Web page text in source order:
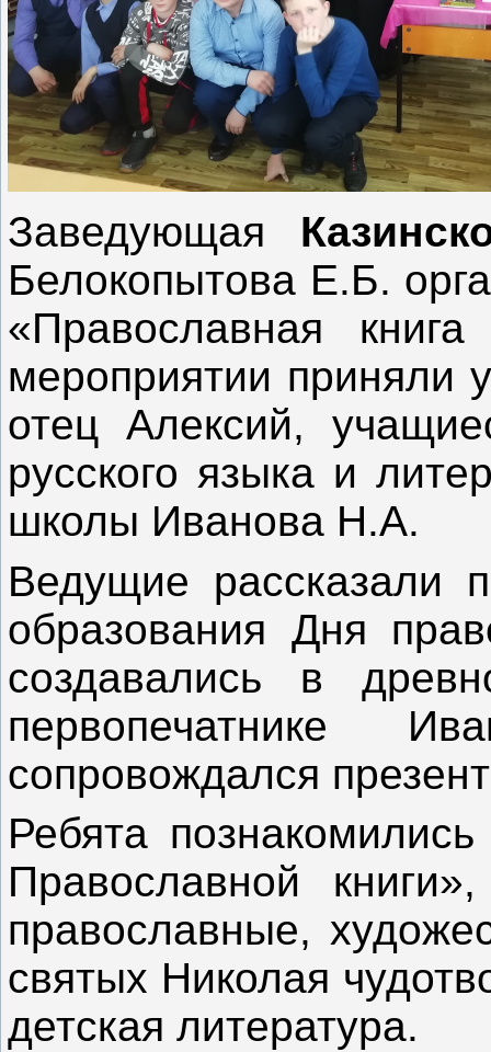
Заведующая
Белокопытова Е.Б.
«Православная
мероприятии приняли
отец Алексий,
русского языка и
школы Иванова Н.А.
Ведущие рассказали
образования Дня
создавались в
первопечатнике
сопровождался
Ребята
Православной
православные,
святых Николая
детская литература.